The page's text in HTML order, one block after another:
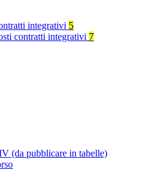
integrativi 5
contratti integrativi 7
(da pubblicare in tabelle)